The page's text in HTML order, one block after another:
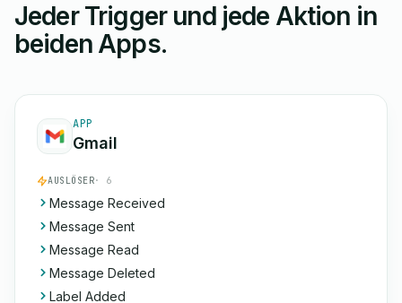
Jeder Trigger und jede Aktion in
beiden Apps.
APP
Gmail
AUSLÖSER· 6
Message Received
Message Sent
Message Read
Message Deleted
Label Added